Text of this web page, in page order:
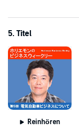
5. Titel
Reinhören